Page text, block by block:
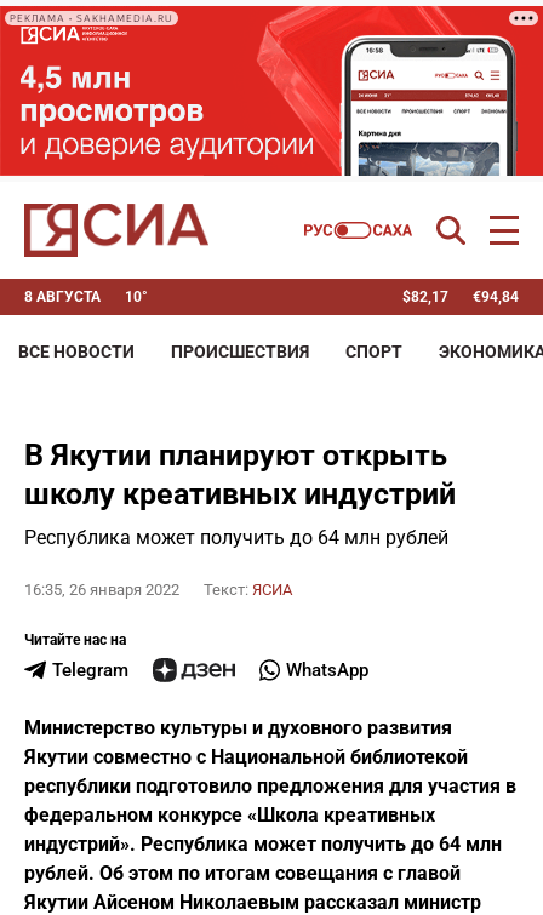
РЕКЛАМА • SAKHAMEDIA.RU
8 АВГУСТА 10° $82,17 €94,84
ВСЕ НОВОСТИ ПРОИСШЕСТВИЯ СПОРТ
В Якутии планируют открыть
школу креативных индустрий
Республика может получить до 64 млн рублей
16:35, 26 января 2022 Текст: ЯСИА
Читайте нас на
Telegram WhatsApp
Министерство культуры и духовного развития
Якутии совместно с Национальной библиотекой
республики подготовило предложения для участия в
федеральном конкурсе «Школа креативных
индустрий». Республика может получить до 64 млн
рублей. Об этом по итогам совещания с главой
Якутии Айсеном Николаевым рассказал министр